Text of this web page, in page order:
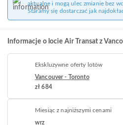
aktualne i mogą ulec zmianie bez
Staramy się dostarczać jak
Informacje o locie Air Transat z
Ekskluzywne oferty lotów
Vancouver - Toronto
zł 684
Miesiąc z najniższymi cenami
wrz